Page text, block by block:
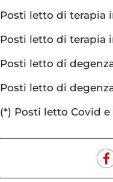
Posti letto di terapia
Posti letto di terapia
Posti letto di
Posti letto di
(*) Posti letto Covid